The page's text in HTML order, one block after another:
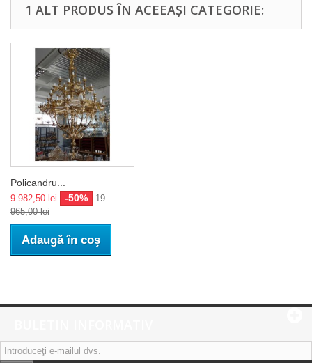
1 ALT PRODUS ÎN ACEEAȘI CATEGORIE:
Policandru...
9 982,50 lei -50%
19
965,00 lei
Adaugă în coş